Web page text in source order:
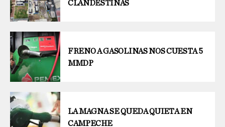
CLANDESTINAS
FRENO A GASOLINAS NOS CUESTA 5
MMDP
LA MAGNA SE QUEDA QUIETA EN
CAMPECHE